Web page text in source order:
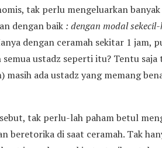
tak perlu mengeluarkan
dengan baik : dengan modal
dengan ceramah sekitar 1 jam,
ustadz seperti itu? Tentu
ada ustadz yang memang
tak perlu-lah paham betul
beretorika di saat ceramah. Tak